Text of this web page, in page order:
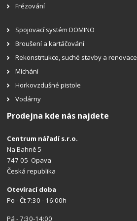
Frézování
Spojovací systém DOMINO
Broušení a kartáčování
Rekonstrtukce, suché stavby a renovace
Míchání
Horkovzdušné pistole
Vodárny
Prodejna kde nás najdete
Centrum nářadí s.r.o.
Na Bahně 5
747 05 Opava
Česká republika
Otevírací doba
Po - Čt 7:30 - 16:00h
Pá - 7:30-14:00